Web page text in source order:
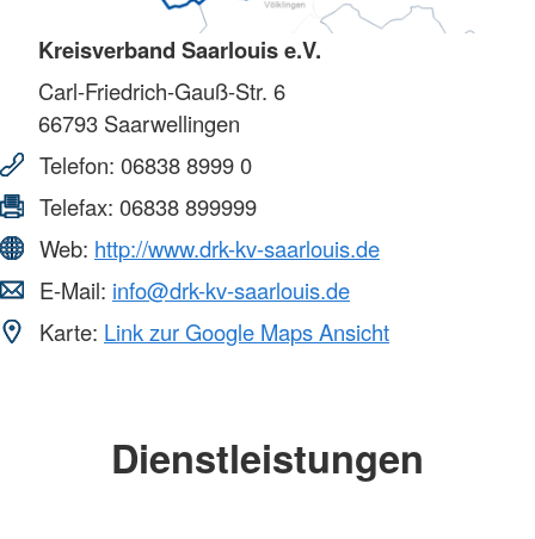
Kreisverband Saarlouis e.V.
Carl-Friedrich-Gauß-Str. 6
66793 Saarwellingen
Telefon: 06838 8999 0
Telefax: 06838 899999
Web: http://www.drk-kv-saarlouis.de
E-Mail: info@drk-kv-saarlouis.de
Karte: Link zur Google Maps Ansicht
Dienstleistungen